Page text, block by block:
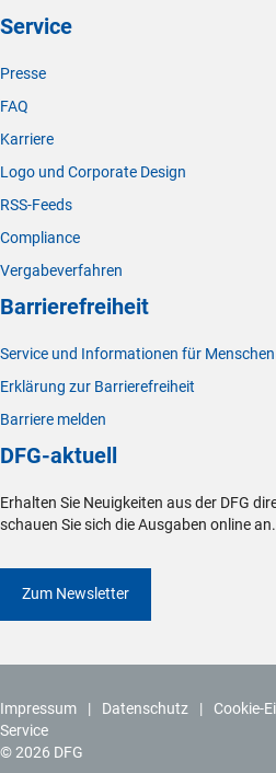
Service
Presse
FAQ
Karriere
Logo und Corporate Design
RSS-Feeds
Compliance
Vergabeverfahren
Barrierefreiheit
Service und Informationen für
Erklärung zur Barrierefreiheit
Barriere melden
DFG-aktuell
Erhalten Sie Neuigkeiten aus der DFG
schauen Sie sich die Ausgaben online an.
Zum Newsletter
© 2026 DFG
Impressum Datenschutz Cookie-
Service